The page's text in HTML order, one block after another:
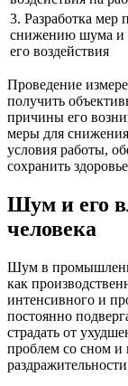
3. Разработка мер
снижению шума и
его воздействия
Проведение
получить
причины его
меры для
условия работы,
сохранить
Шум и его
человека
Шум в
как
интенсивного и
постоянно
страдать от
проблем со сном и